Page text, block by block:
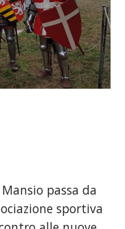
passa da
sportiva